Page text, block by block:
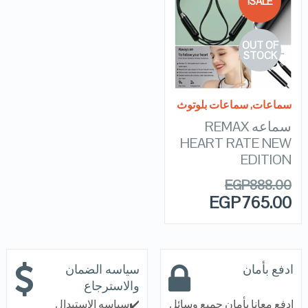
OUT OF
STOCK
QUICK LOOK
VIEW DETAILS
READ MORE
سماعات,سماعات بلوتوث
سماعه REMAX
HEART RATE NEW
EDITION
EGP888.00
EGP765.00
ادفع بأمان
ادفع معانا بأمان جميع وسائل
سياسه الضمان
والاسترجاع
✔️سياسه الاستبدال